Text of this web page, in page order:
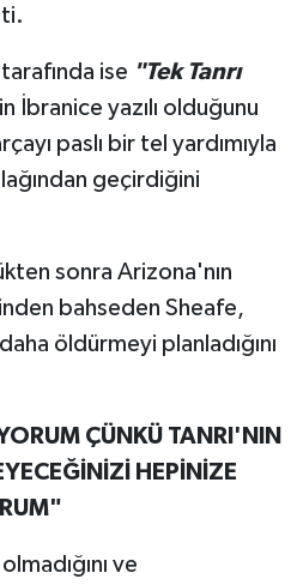
ise "Tek Tanrı
İbranice yazılı olduğunu
paslı bir tel yardımıyla
geçirdiğini
sonra Arizona'nın
bahseden Sheafe,
öldürmeyi planladığını
ÇÜNKÜ TANRI'NIN
HEPİNİZE
ve